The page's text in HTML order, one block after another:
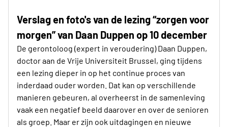
Verslag en foto's van de lezing “zorgen voor
morgen” van Daan Duppen op 10 december
De gerontoloog (expert in veroudering) Daan Duppen,
doctor aan de Vrije Universiteit Brussel, ging tijdens
een lezing dieper in op het continue proces van
inderdaad ouder worden. Dat kan op verschillende
manieren gebeuren, al overheerst in de samenleving
vaak een negatief beeld daarover en over de senioren
als groep. Maar er zijn ook uitdagingen en nieuwe